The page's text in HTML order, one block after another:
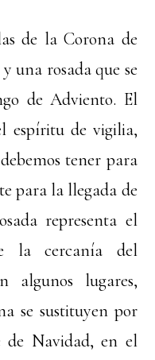
de la Corona de
una rosada que se
de Adviento. El
espíritu de vigilia,
tener para
para la llegada de
representa el
la cercanía del
algunos lugares,
se sustituyen por
de Navidad, en el